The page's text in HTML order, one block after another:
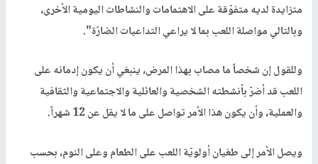
متزايدة لديه متفوّقة على الاهتمامات والنشاطات اليومية الأخرى،
وبالتالي مواصلة اللعب بما لا يراعي التداعيات الضارّة".
وللقول إن شخصاً ما مصاب بهذا المرض، ينبغي أن يكون إدمانه على
اللعب قد أضرّ بأنشطته الشخصية والعائلية والاجتماعية والثقافية
والعملية، وأن يكون هذا الأمر تواصل على ما لا يقل عن 12 شهراً.
ويصل الأمر إلى طغيان أولويّة اللعب على الطعام وعلى النوم، بحسب